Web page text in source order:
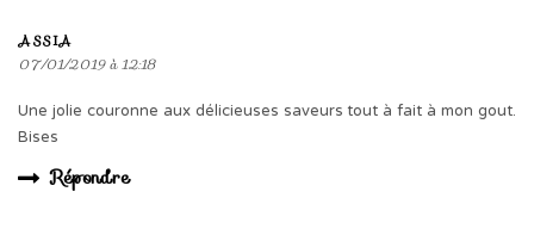
ASSIA
07/01/2019 à 12:18
Une jolie couronne aux délicieuses saveurs tout à fait à mon gout.
Bises
Répondre